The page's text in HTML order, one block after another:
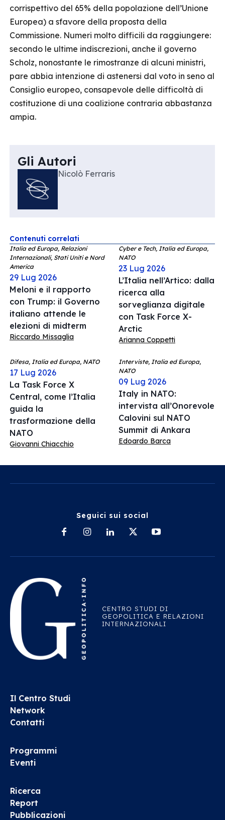
corrispettivo del 65% della popolazione dell’Unione
Europea) a sfavore della proposta della
Commissione. Numeri molto difficili da raggiungere:
secondo le ultime indiscrezioni, anche il governo
Scholz, nonostante le rimostranze di alcuni ministri,
pare abbia intenzione di astenersi dal voto in seno al
Consiglio europeo, consapevole delle difficoltà di
costituzione di una coalizione contraria abbastanza
ampia.
Gli Autori
Nicolò Ferraris
Contenuti correlati
Italia ed Europa, Relazioni
Internazionali, Stati Uniti e Nord
America
29 Lug 2026
Meloni e il rapporto
con Trump: il Governo
italiano attende le
elezioni di midterm
Riccardo Missaglia
Cyber e Tech, Italia ed Europa,
NATO
23 Lug 2026
L’Italia nell’Artico: dalla
ricerca alla
sorveglianza digitale
con Task Force X-
Arctic
Arianna Coppetti
Difesa, Italia ed Europa, NATO
17 Lug 2026
La Task Force X
Central, come l’Italia
guida la
trasformazione della
NATO
Giovanni Chiacchio
Interviste, Italia ed Europa,
NATO
09 Lug 2026
Italy in NATO:
intervista all’Onorevole
Calovini sul NATO
Summit di Ankara
Edoardo Barca
Seguici sui social
CENTRO STUDI DI
GEOPOLITICA E RELAZIONI
INTERNAZIONALI
Il Centro Studi
Network
Contatti
Programmi
Eventi
Ricerca
Report
Pubblicazioni